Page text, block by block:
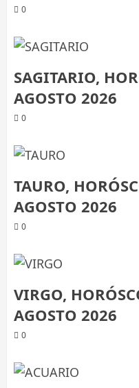
0
SAGITARIO,
AGOSTO 2026
0
TAURO,
AGOSTO 2026
0
VIRGO,
AGOSTO 2026
0